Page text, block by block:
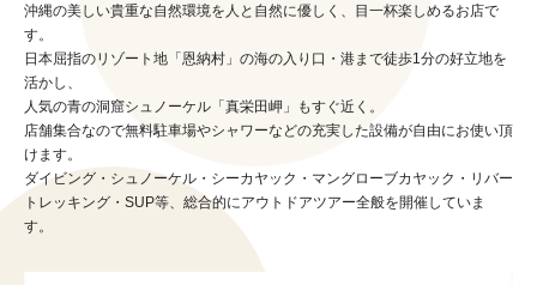
沖縄の美しい貴重な自然環境を人と自然に優しく、目一杯楽しめるお店で
す。
日本屈指のリゾート地「恩納村」の海の入り口・港まで徒歩1分の好立地を
活かし、
人気の青の洞窟シュノーケル「真栄田岬」もすぐ近く。
店舗集合なので無料駐車場やシャワーなどの充実した設備が自由にお使い頂
けます。
ダイビング・シュノーケル・シーカヤック・マングローブカヤック・リバー
トレッキング・SUP等、総合的にアウトドアツアー全般を開催していま
す。